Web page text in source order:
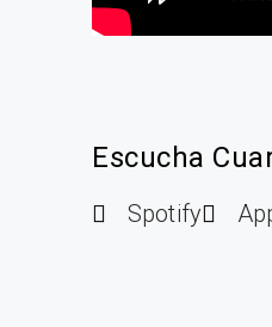
Escucha
Spotify